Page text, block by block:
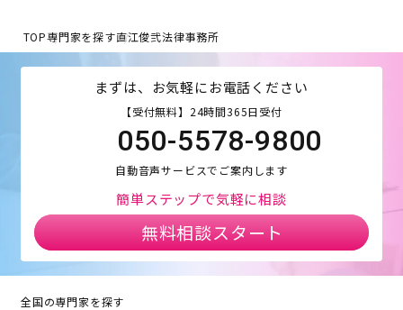
TOP専門家を探す直江俊弐法律事務所
まずは、お気軽にお電話ください
【受付無料】24時間365日受付
050-5578-9800
自動音声サービスでご案内します
簡単ステップで気軽に相談
無料相談スタート
全国の専門家を探す